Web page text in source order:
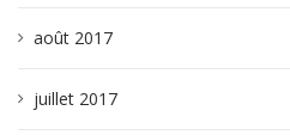
août 2017
juillet 2017